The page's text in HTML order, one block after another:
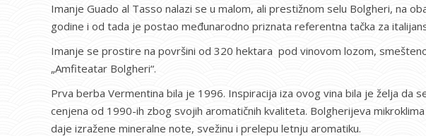
Imanje Guado al Tasso nalazi se u malom, ali prestižnom selu Bolgheri, na
godine i od tada je postao međunarodno priznata referentna tačka za
Imanje se prostire na površini od 320 hektara pod vinovom lozom,
„Amfiteatar Bolgheri“.
Prva berba Vermentina bila je 1996. Inspiracija iza ovog vina bila je želja
cenjena od 1990-ih zbog svojih aromatičnih kvaliteta. Bolgherijeva
daje izražene mineralne note, svežinu i prelepu letnju aromatiku.